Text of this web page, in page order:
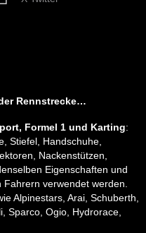
Rennstrecke…
Formel 1 und Karting:
Stiefel, Handschuhe,
Nackenstützen,
Eigenschaften und
Fahrern verwendet werden.
Alpinestars, Arai, Schuberth,
Sparco, Ogio, Hydrorace,